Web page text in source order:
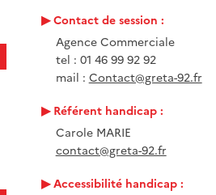
Contact de session :
Agence Commerciale
tel : 01 46 99 92 92
mail : Contact@greta-92.fr
Référent handicap :
Carole MARIE
contact@greta-92.fr
Accessibilité handicap :